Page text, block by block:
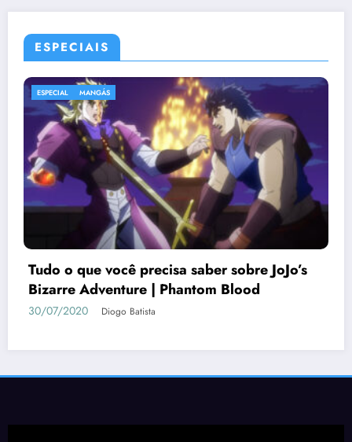
ESPECIAIS
ESPECIAL MANGÁS
Tudo o que você precisa saber sobre JoJo’s
Bizarre Adventure | Phantom Blood
30/07/2020 Diogo Batista